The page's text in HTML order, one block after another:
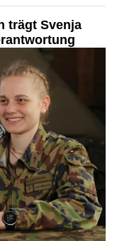
trägt Svenja